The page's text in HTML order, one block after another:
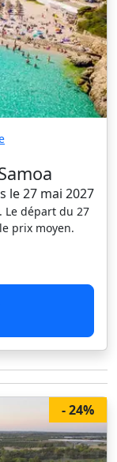
le 27 mai 2027
Le départ du 27
prix moyen.
- 24%